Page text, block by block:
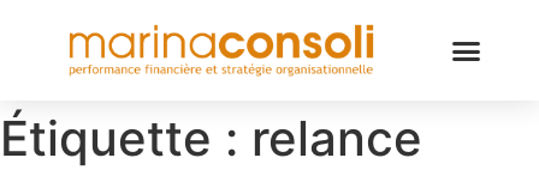
Étiquette : relance